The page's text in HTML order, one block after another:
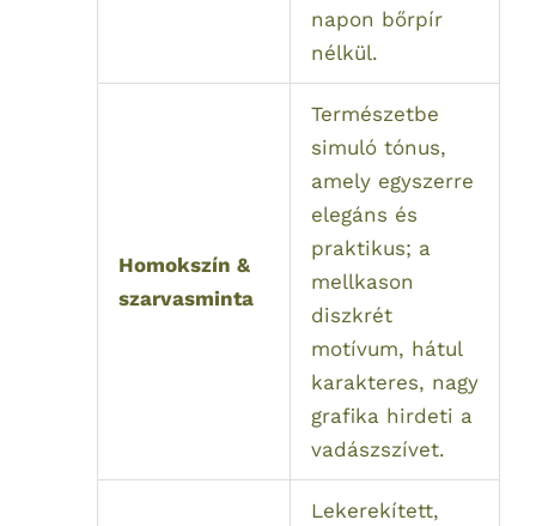
napon bőrpír
nélkül.
Homokszín &
szarvasminta
Természetbe
simuló tónus,
amely egyszerre
elegáns és
praktikus; a
mellkason
diszkrét
motívum, hátul
karakteres, nagy
grafika hirdeti a
vadászszívet.
Lekerekített,